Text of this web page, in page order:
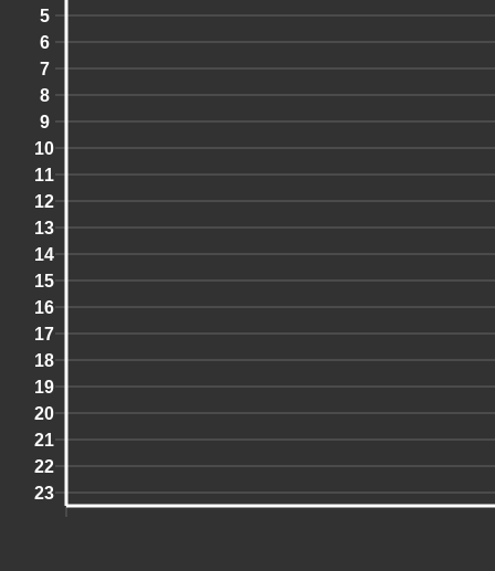
5
6
7
8
9
10
11
12
13
14
15
16
17
18
19
20
21
22
23